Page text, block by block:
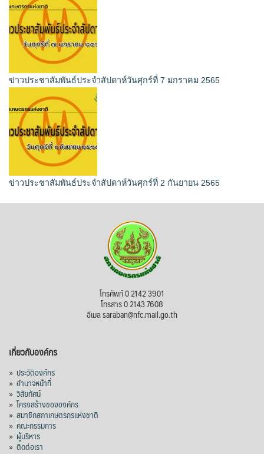
ข่าวประชาสัมพันธ์ประจำสัปดาห์วันศุกร์ที่ 7 มกราคม 2565
ข่าวประชาสัมพันธ์ประจำสัปดาห์วันศุกร์ที่ 2 กันยายน 2565
โทรศัพท์ 0 2142 3901
โทรสาร 0 2143 7608
อีเมล saraban@nfc.mail.go.th
เกี่ยวกับองค์กร
» ประวัติองค์กร
» อำนาจหน้าที่
» วิสัยทัศน์
» โครงสร้างขององค์กร
» สมาชิกสภาเกษตรกรแห่งชาติ
» คณะกรรมการ
» ผู้บริหาร
» ติดต่อเรา